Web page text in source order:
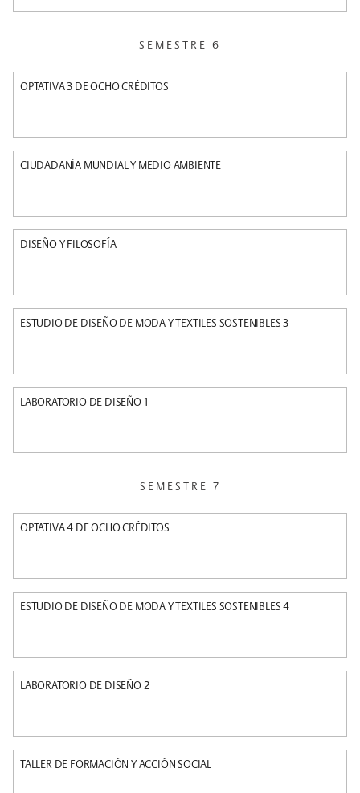
SEMESTRE 6
OPTATIVA 3 DE OCHO CRÉDITOS
CIUDADANÍA MUNDIAL Y MEDIO AMBIENTE
DISEÑO Y FILOSOFÍA
ESTUDIO DE DISEÑO DE MODA Y TEXTILES SOSTENIBLES 3
LABORATORIO DE DISEÑO 1
SEMESTRE 7
OPTATIVA 4 DE OCHO CRÉDITOS
ESTUDIO DE DISEÑO DE MODA Y TEXTILES SOSTENIBLES 4
LABORATORIO DE DISEÑO 2
TALLER DE FORMACIÓN Y ACCIÓN SOCIAL